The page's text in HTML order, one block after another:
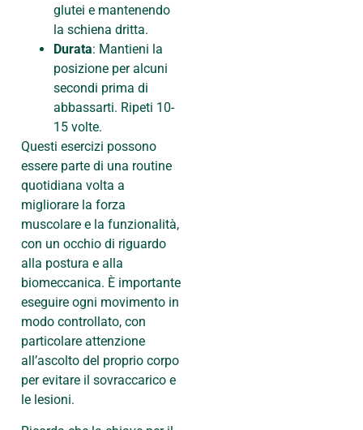
glutei e mantenendo
la schiena dritta.
Durata: Mantieni la
posizione per alcuni
secondi prima di
abbassarti. Ripeti 10-
15 volte.
Questi esercizi possono
essere parte di una routine
quotidiana volta a
migliorare la forza
muscolare e la funzionalità,
con un occhio di riguardo
alla postura e alla
biomeccanica. È importante
eseguire ogni movimento in
modo controllato, con
particolare attenzione
all’ascolto del proprio corpo
per evitare il sovraccarico e
le lesioni.